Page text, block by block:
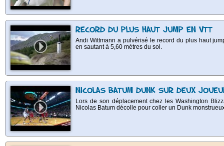
RECORD DU PLUS HAUT JUMP EN VTT
Andi Wittmann a pulvérisé le record du plus haut
en sautant à 5,60 mètres du sol.
NICOLAS BATUM DUNK SUR DEUX
Lors de son déplacement chez les Washington
Nicolas Batum décolle pour coller un Dunk